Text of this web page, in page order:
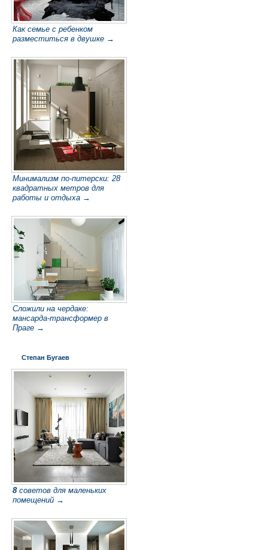
Как семье с ребенком
разместиться в двушке →
Минимализм по-питерски: 28
квадратных метров для
работы и отдыха →
Сложили на чердаке:
мансарда-трансформер в
Праге →
Степан Бугаев
8советов для маленьких
помещений →